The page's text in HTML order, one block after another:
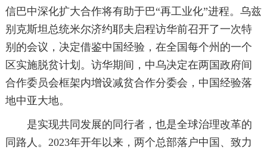
信巴中深化扩大合作将有助于巴“再工业化”进程。乌兹
别克斯坦总统米尔济约耶夫启程访华前召开了一次特
别的会议，决定借鉴中国经验，在全国每个州的一个
区实施脱贫计划。访华期间，中乌决定在两国政府间
合作委员会框架内增设减贫合作分委会，中国经验落
地中亚大地。
是实现共同发展的同行者，也是全球治理改革的
同路人。2023年开年以来，两个总部落户中国、致力